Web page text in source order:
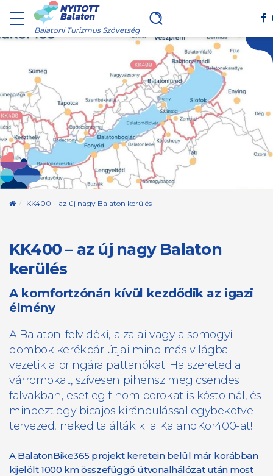
Balatoni Turizmus Szövetség
Kezdőoldal
KK400 – az új nagy Balaton kerülés
KK400 – az új nagy Balaton
kerülés
A komfortzónán kívül kezdődik az igazi
élmény
A Balaton-felvidéki, a zalai vagy a somogyi
dombok kerékpár útjai mind más világba
vezetik a bringára pattanókat. Ha szereted a
várromokat, szívesen pihensz meg csendes
falvakban, esetleg finom borokat is kóstolnál, és
mindezt egy bicajos kirándulással egybekötve
tervezed, neked találták ki a KalandKör400-at!
A BalatonBike365 projekt keretein belül már korábban
kijelölt 1000 km összefüggő útvonalhálózat után most